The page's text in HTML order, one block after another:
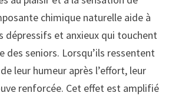
chimique naturelle aide à
dépressifs et anxieux qui touchent
des seniors. Lorsqu’ils ressentent
leur humeur après l’effort, leur
renforcée. Cet effet est amplifié